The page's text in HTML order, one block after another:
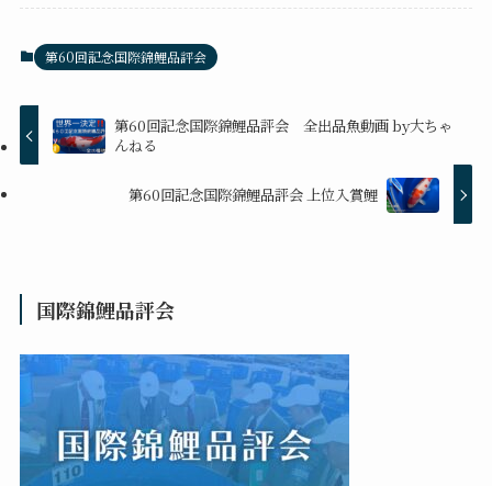
第60回記念国際錦鯉品評会
第60回記念国際錦鯉品評会 全出品魚動画 by大ちゃ
んねる
第60回記念国際錦鯉品評会 上位入賞鯉
国際錦鯉品評会